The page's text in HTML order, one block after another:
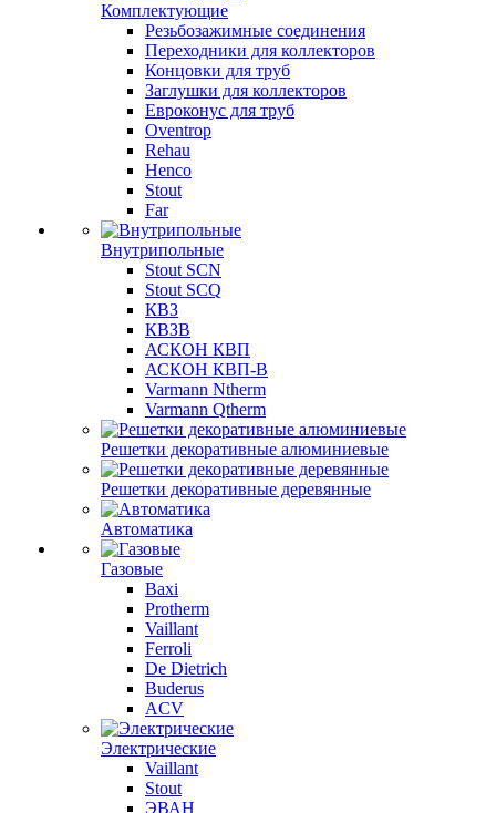
Комплектующие
Резьбозажимные соединения
Переходники для коллекторов
Концовки для труб
Заглушки для коллекторов
Евроконус для труб
Oventrop
Rehau
Henco
Stout
Far
Внутрипольные
Stout SCN
Stout SCQ
КВЗ
КВЗВ
АСКОН КВП
АСКОН КВП-В
Varmann Ntherm
Varmann Qtherm
Решетки декоративные алюминиевые
Решетки декоративные деревянные
Автоматика
Газовые
Baxi
Protherm
Vaillant
Ferroli
De Dietrich
Buderus
ACV
Электрические
Vaillant
Stout
ЭВАН